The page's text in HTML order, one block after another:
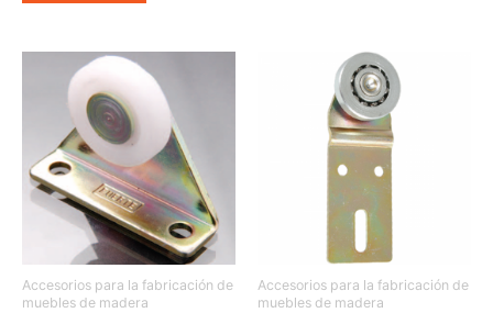
Accesorios para la fabricación de
muebles de madera
Accesorios para la fabricación de
muebles de madera